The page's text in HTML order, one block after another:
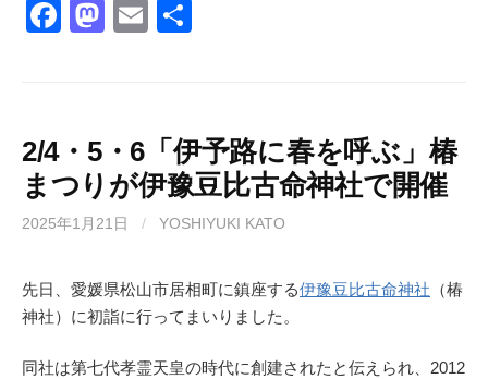
F
b
o
o
M
d
o
n
E
2/4・5・6「伊予路に春を呼ぶ」椿
まつりが伊豫豆比古命神社で開催
2025年1月21日 / YOSHIYUKI KATO
先日、愛媛県松山市居相町に鎮座する伊豫豆比古命神社 （椿
神社）に初詣に行ってまいりました。
同社は第七代孝霊天皇の時代に創建されたと伝えられ、2012